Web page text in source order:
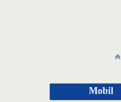
Mobil